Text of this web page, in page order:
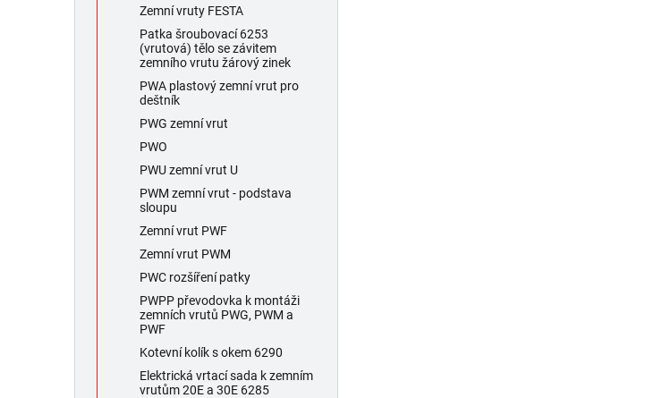
Zemní vruty FESTA
Patka šroubovací 6253
(vrutová) tělo se závitem
zemního vrutu žárový zinek
PWA plastový zemní vrut pro
deštník
PWG zemní vrut
PWO
PWU zemní vrut U
PWM zemní vrut - podstava
sloupu
Zemní vrut PWF
Zemní vrut PWM
PWC rozšíření patky
PWPP převodovka k montáži
zemních vrutů PWG, PWM a
PWF
Kotevní kolík s okem 6290
Elektrická vrtací sada k zemním
vrutům 20E a 30E 6285